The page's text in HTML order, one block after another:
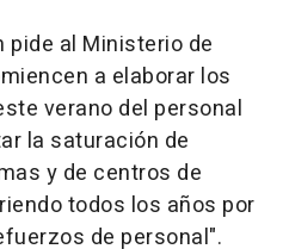
pide al Ministerio de
a elaborar los
verano del personal
la saturación de
y de centros de
todos los años por
de personal".